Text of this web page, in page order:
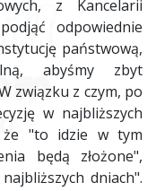
z Kancelarii
odpowiednie
państwową,
abyśmy zbyt
związku z czym, po
w najbliższych
że "to idzie w tym
będą złożone",
dniach".